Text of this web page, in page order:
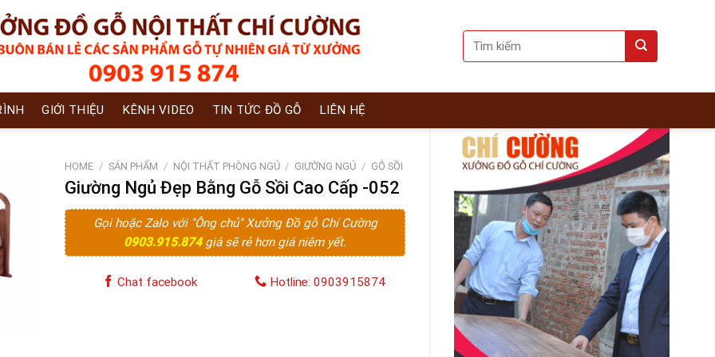
Search
for:
GIỚI THIỆU KÊNH VIDEO TIN TỨC ĐỒ GỖ LIÊN HỆ
HOME / SẢN PHẨM / NỘI THẤT PHÒNG NGỦ / GIƯỜNG NGỦ / GỖ SỒI
Giường Ngủ Đẹp Bằng Gỗ Sồi Cao Cấp -052
Gọi hoặc Zalo với "Ông chủ" Xưởng Đồ gỗ Chí Cường
0903.915.874 giá sẽ rẻ hơn giá niêm yết.
Chat facebook Hotline: 0903915874